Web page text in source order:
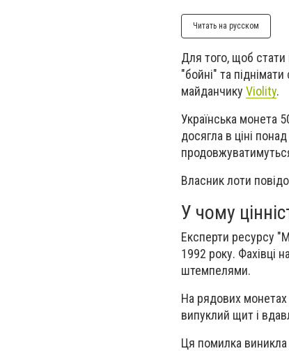
Читать на русском
Для того, щоб стати
"бойні" та
майданчику Violity.
Українська монета
досягла в ціні
Власник лоти
У чому
Експерти ресурсу
1992 року. Фахівці
штемпелями.
На рядових монетах
випуклий щит і
Ця помилка